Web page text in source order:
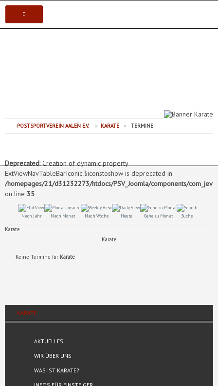
POSTSPORTVEREIN AALEN E.V. » KARATE » TERMINE
Deprecated: Creation of dynamic property
ExtViewNavTableBarIconic::$iconstoshow is deprecated in
/homepages/21/d31232273/htdocs/PSV_Joomla/components/
on line 35
Nach Jahr Nach Monat Nach Woche Heute Gehe zu Monat Suche
Karate
Karate
Keine Termine für Karate
KARATE
AKTUELLES
WIR ÜBER UNS
WAS IST KARATE?